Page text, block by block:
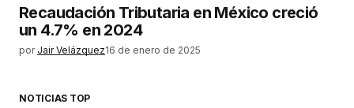
Recaudación Tributaria en México creció
un 4.7% en 2024
por Jair Velázquez16 de enero de 2025
NOTICIAS TOP